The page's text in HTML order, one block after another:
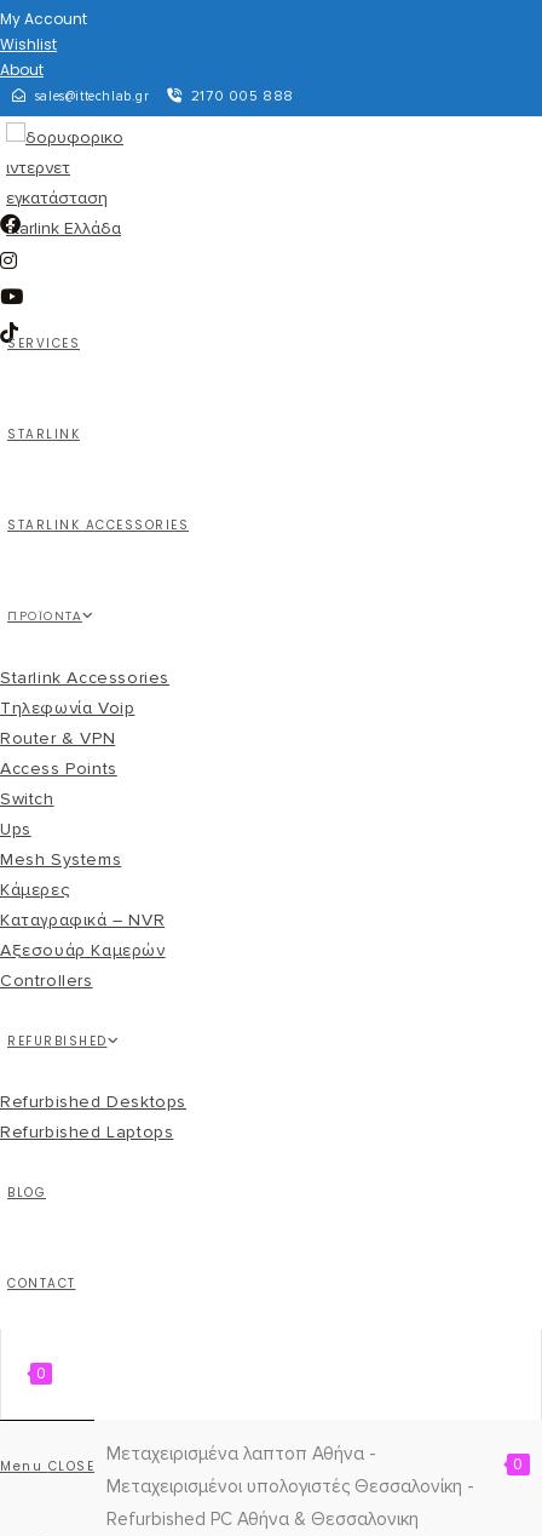
My Account
Wishlist
About
sales@ittechlab.gr 2170 005 888
SERVICES
STARLINK
STARLINK ACCESSORIES
ΠΡΟΪΌΝΤΑ
Starlink Accessories
Τηλεφωνία Voip
Router & VPN
Access Points
Switch
Ups
Mesh Systems
Κάμερες
Καταγραφικά – NVR
Αξεσουάρ Καμερών
Controllers
REFURBISHED
Refurbished Desktops
Refurbished Laptops
BLOG
CONTACT
0
0
Menu CLOSE
Μεταχειρισμένα λαπτοπ Αθήνα -
Μεταχειρισμένοι υπολογιστές Θεσσαλονίκη -
Refurbished PC Αθήνα & Θεσσαλονικη